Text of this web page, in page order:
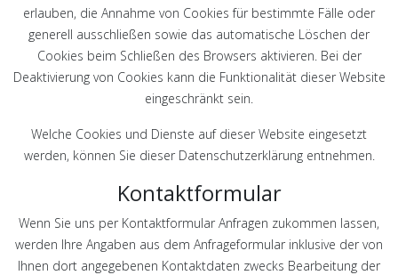
erlauben, die Annahme von Cookies für bestimmte Fälle oder
generell ausschließen sowie das automatische Löschen der
Cookies beim Schließen des Browsers aktivieren. Bei der
Deaktivierung von Cookies kann die Funktionalität dieser Website
eingeschränkt sein.
Welche Cookies und Dienste auf dieser Website eingesetzt
werden, können Sie dieser Datenschutzerklärung entnehmen.
Kontaktformular
Wenn Sie uns per Kontaktformular Anfragen zukommen lassen,
werden Ihre Angaben aus dem Anfrageformular inklusive der von
Ihnen dort angegebenen Kontaktdaten zwecks Bearbeitung der